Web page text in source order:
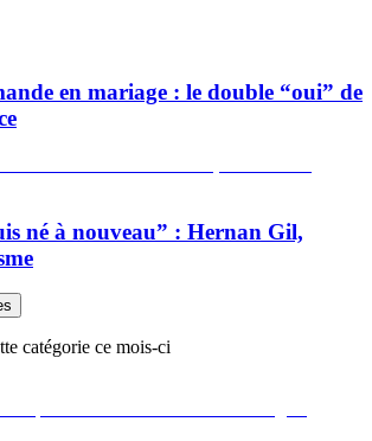
en mariage : le double “oui” de
né à nouveau” : Hernan Gil,
catégorie ce mois-ci